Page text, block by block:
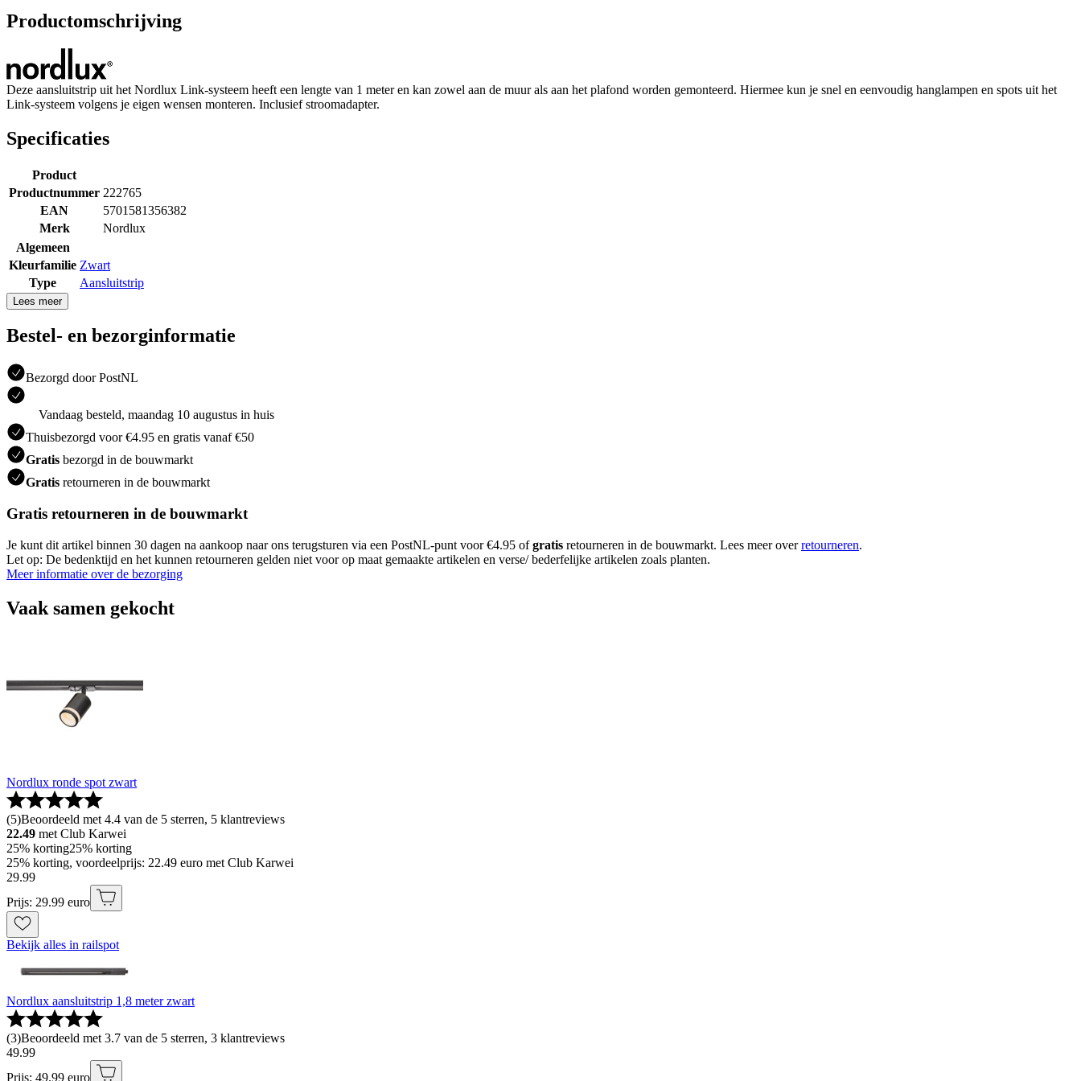
Productomschrijving
Deze aansluitstrip uit het Nordlux Link-systeem heeft een lengte van 1 meter en kan zowel aan de muur als aan het plafond worden gemonteerd. Hiermee kun je snel en eenvoudig hanglampen en spots uit het
Link-systeem volgens je eigen wensen monteren. Inclusief stroomadapter.
Specificaties
Product
Productnummer 222765
EAN
5701581356382
Merk
Nordlux
Algemeen
Kleurfamilie Zwart
Type
Aansluitstrip
Lees meer
Bestel- en bezorginformatie
Bezorgd door PostNL
Vandaag besteld, maandag 10 augustus in huis
Thuisbezorgd voor €4.95 en gratis vanaf €50
Gratis bezorgd in de bouwmarkt
Gratis retourneren in de bouwmarkt
Gratis retourneren in de bouwmarkt
Je kunt dit artikel binnen 30 dagen na aankoop naar ons terugsturen via een PostNL-punt voor €4.95 ofgratis retourneren in de bouwmarkt. Lees meer overretourneren.
Let op: De bedenktijd en het kunnen retourneren gelden niet voor op maat gemaakte artikelen en verse/ bederfelijke artikelen zoals planten.
Meer informatie over de bezorging
Vaak samen gekocht
Nordlux ronde spot zwart
(5)Beoordeeld met 4.4 van de 5 sterren, 5 klantreviews
22.49 met Club Karwei
25% korting25% korting
25% korting, voordeelprijs: 22.49 euro met Club Karwei
29.99
Prijs: 29.99 euro
Bekijk alles in railspot
Nordlux aansluitstrip 1,8 meter zwart
(3)Beoordeeld met 3.7 van de 5 sterren, 3 klantreviews
49.99
Prijs: 49.99 euro